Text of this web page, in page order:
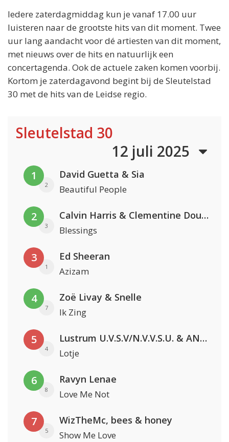
Iedere zaterdagmiddag kun je vanaf 17.00 uur
luisteren naar de grootste hits van dit moment. Twee
uur lang aandacht voor dé artiesten van dit moment,
met nieuws over de hits en natuurlijk een
concertagenda. Ook de actuele zaken komen voorbij.
Kortom je zaterdagavond begint bij de Sleutelstad
30 met de hits van de Leidse regio.
Sleutelstad 30
12 juli 2025
1
2
David Guetta & Sia
Beautiful People
2
3
Calvin Harris & Clementine Douglas
Blessings
3
1
Ed Sheeran
Azizam
4
7
Zoë Livay & Snelle
Ik Zing
5
4
Lustrum U.V.S.V/N.V.V.S.U. & ANNO ONS & Jopke van Dobbenburgh & Roeland Beelen
Lotje
6
8
Ravyn Lenae
Love Me Not
7
5
WizTheMc, bees & honey
Show Me Love